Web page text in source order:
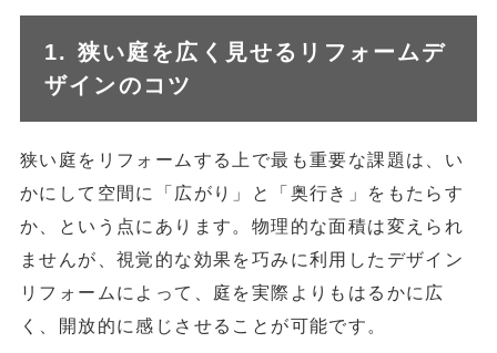
1. 狭い庭を広く見せるリフォームデ
ザインのコツ
狭い庭をリフォームする上で最も重要な課題は、い
かにして空間に「広がり」と「奥行き」をもたらす
か、という点にあります。物理的な面積は変えられ
ませんが、視覚的な効果を巧みに利用したデザイン
リフォームによって、庭を実際よりもはるかに広
く、開放的に感じさせることが可能です。